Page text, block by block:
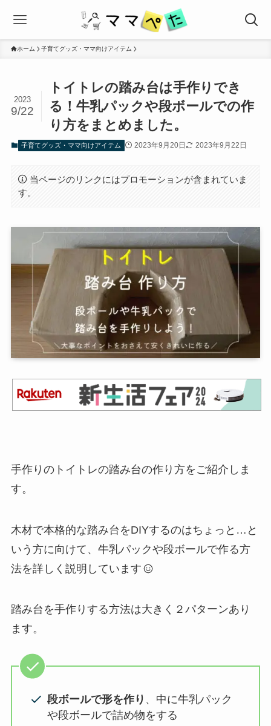
ホーム 子育てグッズ・ママ向けアイテム
トイトレの踏み台は手作りでき
る！牛乳パックや段ボールでの作
り方をまとめました。
2023
9/22
子育てグッズ・ママ向けアイテム 2023年9月20日 2023年9月22日
当ページのリンクにはプロモーションが含まれていま
す。
手作りのトイトレの踏み台の作り方をご紹介しま
す。
木材で本格的な踏み台をDIYするのはちょっと…と
いう方に向けて、牛乳パックや段ボールで作る方
法を詳しく説明しています
踏み台を手作りする方法は大きく２パターンあり
ます。
段ボールで形を作り 、中に牛乳パック
や段ボールで詰め物をする